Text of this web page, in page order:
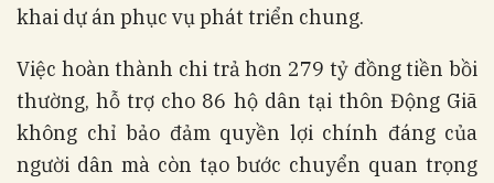
khai dự án phục vụ phát triển chung.
Việc hoàn thành chi trả hơn 279 tỷ đồng tiền bồi
thường, hỗ trợ cho 86 hộ dân tại thôn Động Giã
không chỉ bảo đảm quyền lợi chính đáng của
người dân mà còn tạo bước chuyển quan trọng